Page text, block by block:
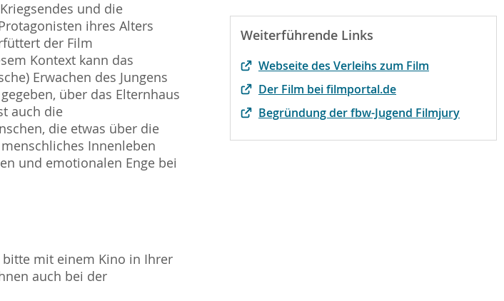
und die
ihres Alters
der Film
Kontext kann das
Erwachen des Jungens
über das Elternhaus
auch die
die etwas über die
Innenleben
und emotionalen Enge bei
bitte mit einem Kino in Ihrer
auch bei der
Weiterführende Links
Webseite des Verleihs zum Film
Der Film bei filmportal.de
Begründung der fbw-Jugend Filmjury